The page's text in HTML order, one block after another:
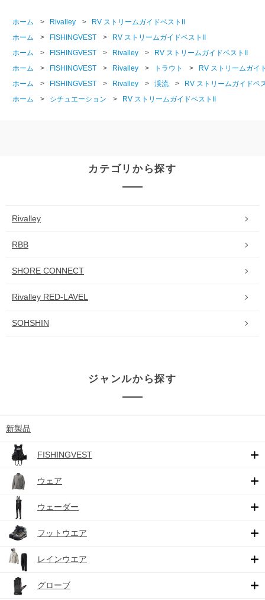
ホーム > Rivalley >
RV ストリームガイドベストⅡ
ホーム
> FISHINGVEST >
RV ストリームガイドベストⅡ
ホーム
> FISHINGVEST > Rivalley >
RV ストリームガイドベストⅡ
ホーム
> FISHINGVEST > Rivalley > トラウト >
RV ストリームガイ
ホーム
> FISHINGVEST > Rivalley > 渓流 >
RV ストリームガイドベ
ホーム
> シチュエーション > RV ストリームガイドベストⅡ
カテゴリから探す
Rivalley
RBB
SHORE CONNECT
Rivalley RED-LAVEL
SOHSHIN
ジャンルから探す
新製品
FISHINGVEST
ウェア
ウェーダー
フットウエア
レインウエア
グローブ